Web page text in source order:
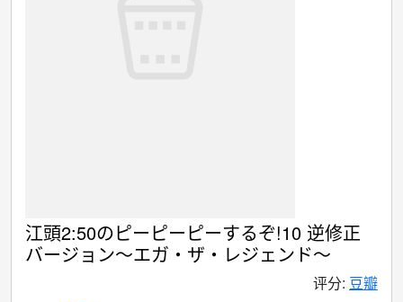
江頭2:50のピーピーピーするぞ!10 逆修正
バージョン～エガ・ザ・レジェンド～
评分: 豆瓣